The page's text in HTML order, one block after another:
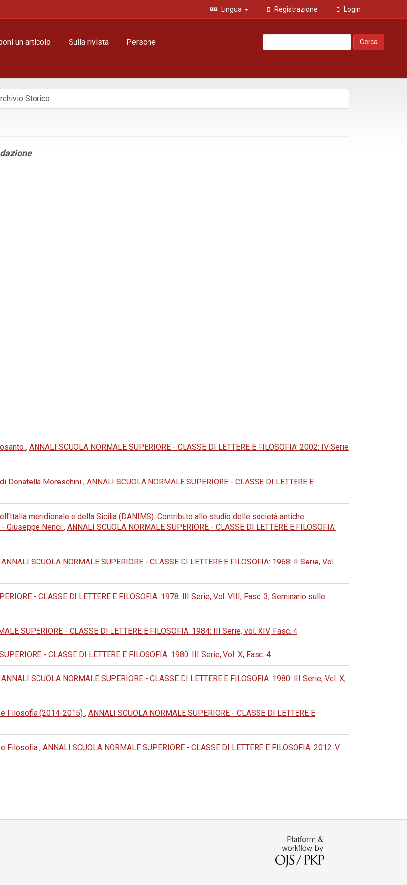
Lingua Registrazione Login
un articolo Sulla rivista Persone Cerca
Storico
, ANNALI SCUOLA NORMALE SUPERIORE - CLASSE DI LETTERE E FILOSOFIA: 2002: IV Serie
Donatella Moreschini , ANNALI SCUOLA NORMALE SUPERIORE - CLASSE DI LETTERE E
meridionale e della Sicilia (DANIMS). Contributo allo studio delle società antiche:
Giuseppe Nenci , ANNALI SCUOLA NORMALE SUPERIORE - CLASSE DI LETTERE E FILOSOFIA:
ANNALI SCUOLA NORMALE SUPERIORE - CLASSE DI LETTERE E FILOSOFIA: 1968: II Serie, Vol.
- CLASSE DI LETTERE E FILOSOFIA: 1978: III Serie, Vol. VIII, Fasc. 3, Seminario sulle
SUPERIORE - CLASSE DI LETTERE E FILOSOFIA: 1984: III Serie, vol. XIV, Fasc. 4
- CLASSE DI LETTERE E FILOSOFIA: 1980: III Serie, Vol. X, Fasc. 4
ANNALI SCUOLA NORMALE SUPERIORE - CLASSE DI LETTERE E FILOSOFIA: 1980: III Serie, Vol. X,
Filosofia (2014-2015) , ANNALI SCUOLA NORMALE SUPERIORE - CLASSE DI LETTERE E
Filosofia , ANNALI SCUOLA NORMALE SUPERIORE - CLASSE DI LETTERE E FILOSOFIA: 2012: V